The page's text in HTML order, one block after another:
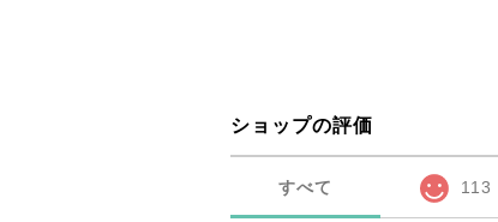
ショップの評価
すべて 113